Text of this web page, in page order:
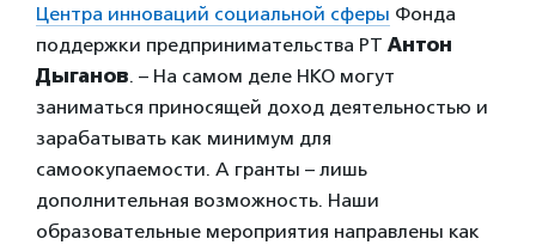
Центра инноваций социальной сферы Фонда
поддержки предпринимательства РТ Антон
Дыганов. – На самом деле НКО могут
заниматься приносящей доход деятельностью и
зарабатывать как минимум для
самоокупаемости. А гранты – лишь
дополнительная возможность. Наши
образовательные мероприятия направлены как